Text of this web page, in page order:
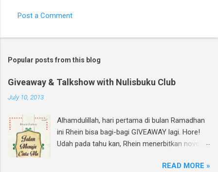
s
Post a Comment
Popular posts from this blog
Giveaway & Talkshow with Nulisbuku Club
July 10, 2013
Alhamdulillah, hari pertama di bulan Ramadhan
ini Rhein bisa bagi-bagi GIVEAWAY lagi. Hore!
Udah pada tahu kan, Rhein menerbitkan novel
beredar di toko buku, termasuk di beberapa
READ MORE »